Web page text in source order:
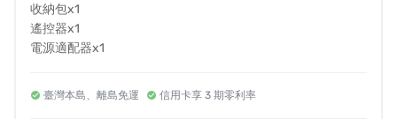
超高亮度960 LED流明/400 ANSI流明
持原生 1080P FHD解析度，擁有120% sRGB 色域覆蓋畫
格限制！
收納包x1
遙控器x1
電源適配器x1
臺灣本島、離島免運 信用卡享 3 期零利率